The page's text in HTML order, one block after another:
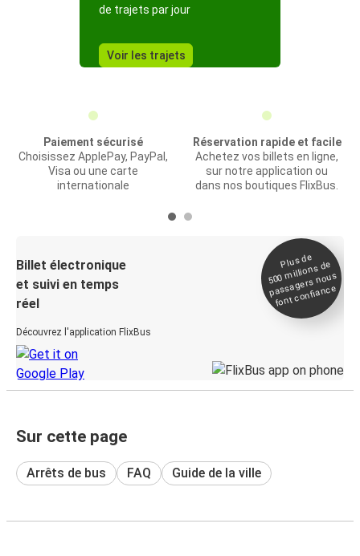
de trajets par jour
Voir les trajets
Paiement sécurisé
Choisissez ApplePay, PayPal,
Visa ou une carte
internationale
Réservation rapide et facile
Achetez vos billets en ligne,
sur notre application ou
dans nos boutiques FlixBus.
Billet électronique
et suivi en temps
réel
Découvrez l'application FlixBus
Plus de
500
millions de
passagers nous
font confiance
Sur cette page
Arrêts de bus FAQ Guide de la ville